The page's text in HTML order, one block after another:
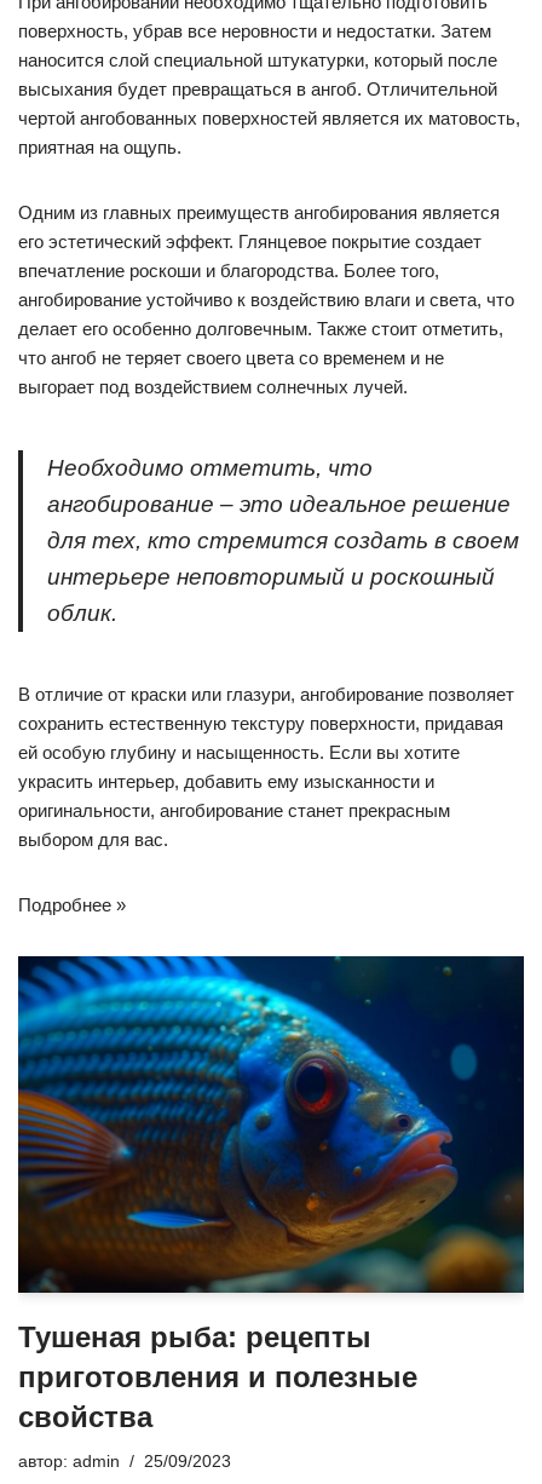
поверхность, убрав все неровности и недостатки. Затем
наносится слой специальной штукатурки, который после
высыхания будет превращаться в ангоб. Отличительной
чертой ангобованных поверхностей является их матовость,
приятная на ощупь.
Одним из главных преимуществ ангобирования является
его эстетический эффект. Глянцевое покрытие создает
впечатление роскоши и благородства. Более того,
ангобирование устойчиво к воздействию влаги и света, что
делает его особенно долговечным. Также стоит отметить,
что ангоб не теряет своего цвета со временем и не
выгорает под воздействием солнечных лучей.
Необходимо отметить, что
ангобирование – это идеальное решение
для тех, кто стремится создать в своем
интерьере неповторимый и роскошный
облик.
В отличие от краски или глазури, ангобирование позволяет
сохранить естественную текстуру поверхности, придавая
ей особую глубину и насыщенность. Если вы хотите
украсить интерьер, добавить ему изысканности и
оригинальности, ангобирование станет прекрасным
выбором для вас.
Подробнее »
Тушеная рыба: рецепты
приготовления и полезные
свойства
автор: admin 25/09/2023